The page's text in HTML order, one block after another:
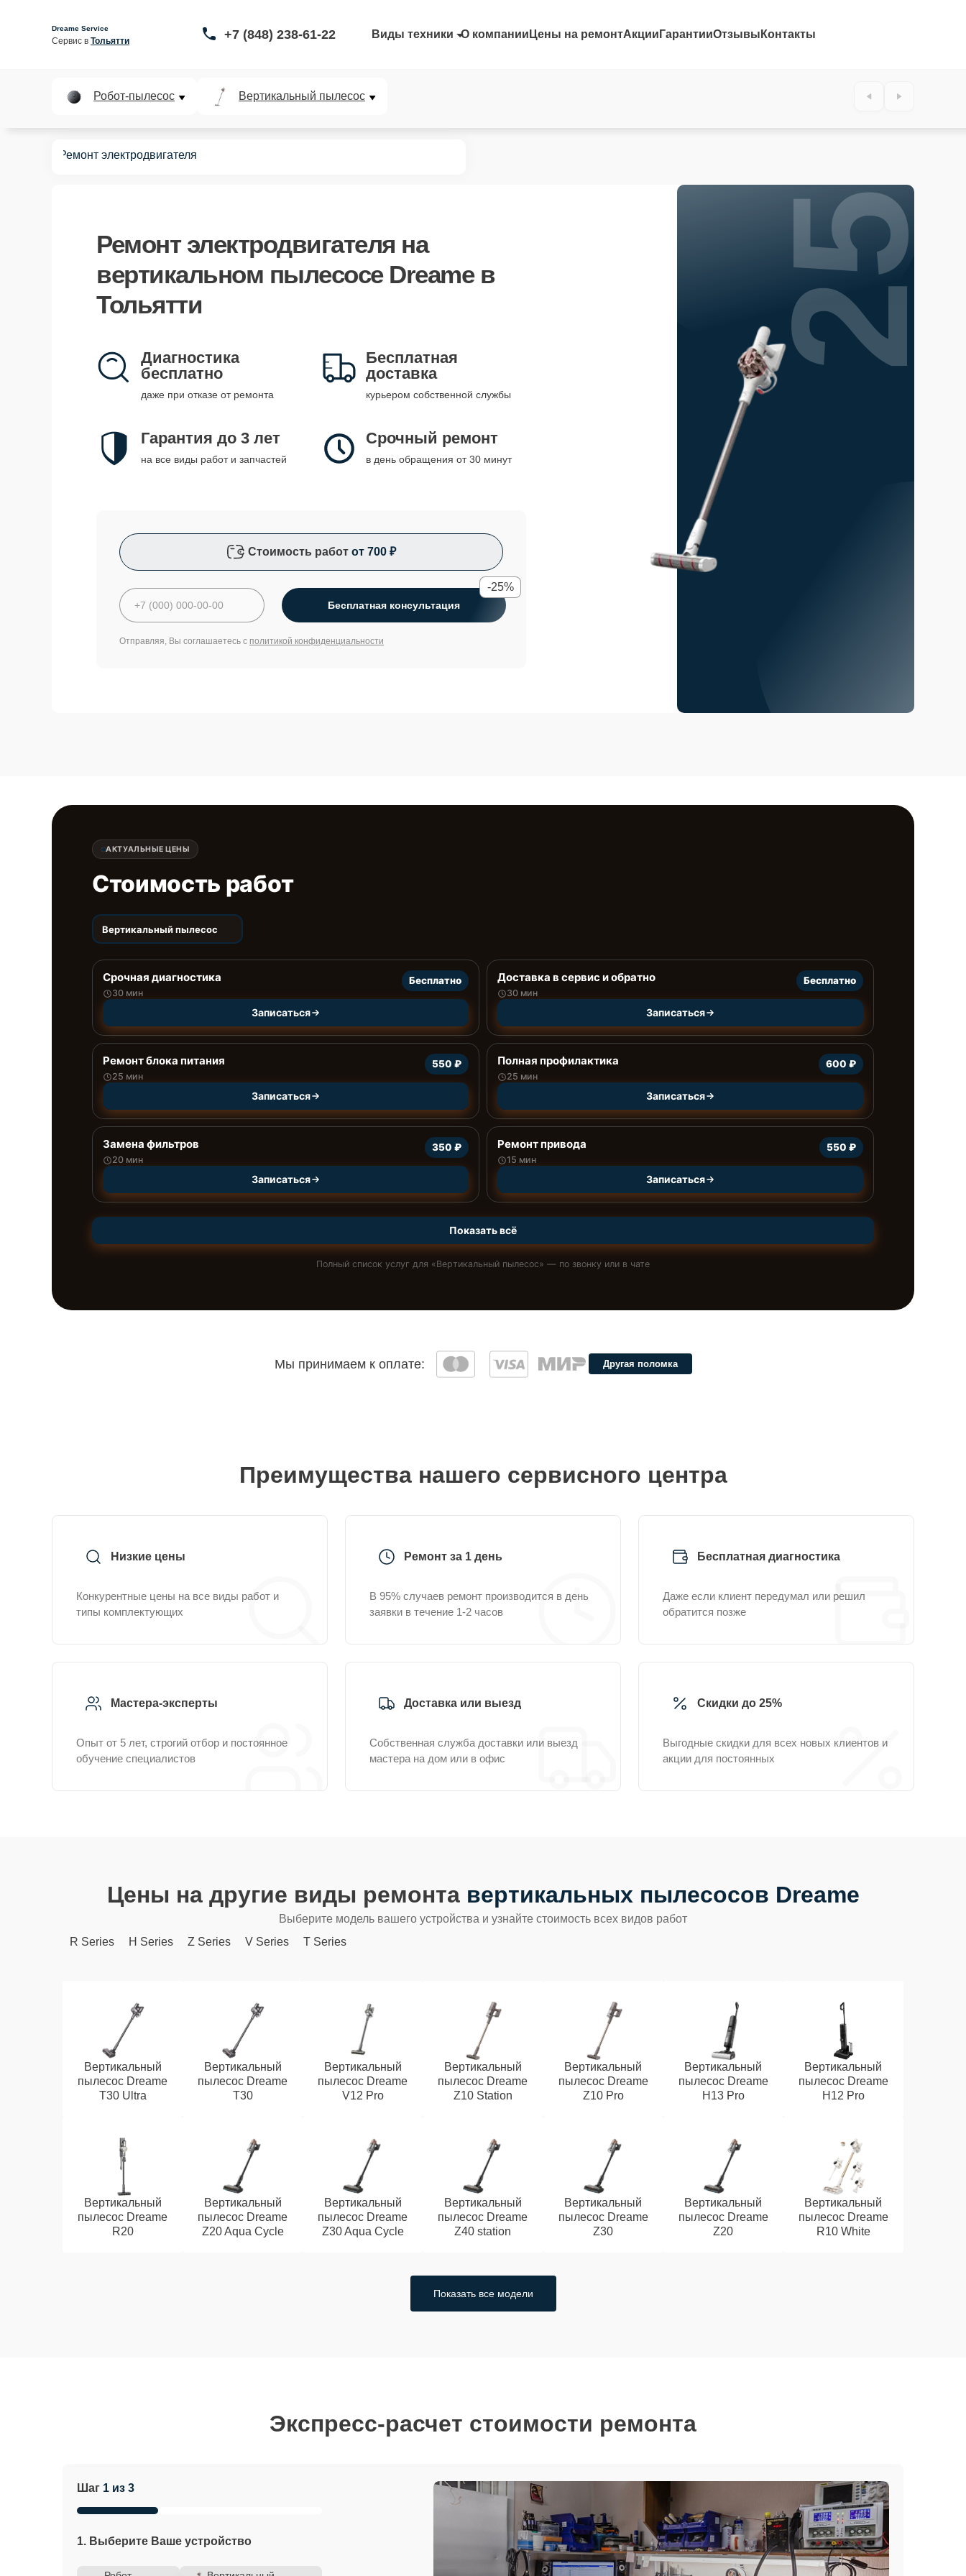
Dreame Service
Сервис в Тольятти +7 (848) 238-61-22 Виды техники О компании Цены на ремонтАкции ГарантииОтзывы Контакты
Робот-пылесос Вертикальный пылесос
Ремонт электродвигателя
Ремонт электродвигателя на
вертикальном пылесосе Dreame в
Тольятти
Диагностика
бесплатно
даже при отказе от ремонта
Бесплатная
доставка
курьером собственной службы
Гарантия до 3 лет
на все виды работ и запчастей
Срочный ремонт
в день обращения от 30 минут
Стоимость работ от 700 ₽
Бесплатная консультация
-25%
Отправляя, Вы соглашаетесь с политикой конфиденциальности
25%
АКТУАЛЬНЫЕ ЦЕНЫ
Стоимость работ
Вертикальный пылесос
Срочная диагностика
30 мин
Бесплатно
Записаться
Доставка в сервис и обратно
30 мин
Бесплатно
Записаться
Ремонт блока питания
25 мин
550 ₽
Записаться
Полная профилактика
25 мин
600 ₽
Записаться
Замена фильтров
20 мин
350 ₽
Записаться
Ремонт привода
15 мин
550 ₽
Записаться
Показать всё
Полный список услуг для «Вертикальный пылесос» — по звонку или в чате
Мы принимаем к оплате: Другая поломка
Преимущества нашего сервисного центра
Низкие цены
Конкурентные цены на все виды работ и
типы комплектующих
Ремонт за 1 день
В 95% случаев ремонт производится в день
заявки в течение 1-2 часов
Бесплатная диагностика
Даже если клиент передумал или решил
обратится позже
Мастера-эксперты
Опыт от 5 лет, строгий отбор и постоянное
обучение специалистов
Доставка или выезд
Собственная служба доставки или выезд
мастера на дом или в офис
Скидки до 25%
Выгодные скидки для всех новых клиентов и
акции для постоянных
Цены на другие виды ремонта вертикальных пылесосов Dreame
Выберите модель вашего устройства и узнайте стоимость всех видов работ
R Series
H Series Z Series V Series T Series
Вертикальный
пылесос Dreame
T30 Ultra
Вертикальный
пылесос Dreame
T30
Вертикальный
пылесос Dreame
V12 Pro
Вертикальный
пылесос Dreame
Z10 Station
Вертикальный
пылесос Dreame
Z10 Pro
Вертикальный
пылесос Dreame
H13 Pro
Вертикальный
пылесос Dreame
H12 Pro
Вертикальный
пылесос Dreame
R20
Вертикальный
пылесос Dreame
Z20 Aqua Cycle
Вертикальный
пылесос Dreame
Z30 Aqua Cycle
Вертикальный
пылесос Dreame
Z40 station
Вертикальный
пылесос Dreame
Z30
Вертикальный
пылесос Dreame
Z20
Вертикальный
пылесос Dreame
R10 White
Показать все модели
Экспресс-расчет стоимости ремонта
Шаг 1 из 3
1. Выберите Ваше устройство